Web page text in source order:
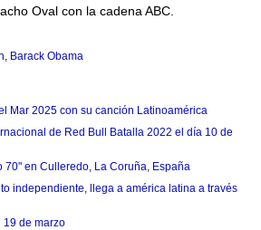
Oval con la cadena ABC.
, Barack Obama
Mar 2025 con su canción Latinoamérica
de Red Bull Batalla 2022 el día 10 de
70" en Culleredo, La Coruña, España
independiente, llega a américa latina a través
19 de marzo